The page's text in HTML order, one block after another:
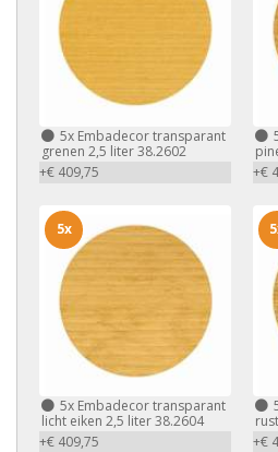
5x Embadecor transparant
grenen 2,5 liter 38.2602
+€ 409,75
+€
5x Embadecor transparant
licht eiken 2,5 liter 38.2604
+€ 409,75
5x
+€